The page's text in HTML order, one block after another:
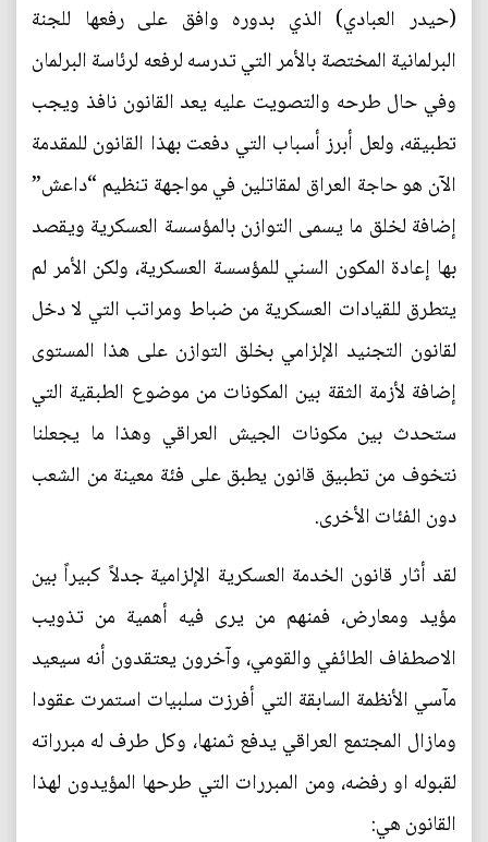
(حيدر العبادي) الذي بدوره وافق على رفعها للجنة
البرلمانية المختصة بالأمر التي تدرسه لرفعه لرئاسة البرلمان
وفي حال طرحه والتصويت عليه يعد القانون نافذ ويجب
تطبيقه، ولعل أبرز أسباب التي دفعت بهذا القانون للمقدمة
الآن هو حاجة العراق لمقاتلين في مواجهة تنظيم “داعش”
إضافة لخلق ما يسمى التوازن بالمؤسسة العسكرية ويقصد
بها إعادة المكون السني للمؤسسة العسكرية، ولكن الأمر لم
يتطرق للقيادات العسكرية من ضباط ومراتب التي لا دخل
لقانون التجنيد الإلزامي بخلق التوازن على هذا المستوى
إضافة لأزمة الثقة بين المكونات من موضوع الطبقية التي
ستحدث بين مكونات الجيش العراقي وهذا ما يجعلنا
نتخوف من تطبيق قانون يطبق على فئة معينة من الشعب
دون الفئات الأخرى.
لقد أثار قانون الخدمة العسكرية الإلزامية جدلاً كبيراً بين
مؤيد ومعارض، فمنهم من يرى فيه أهمية من تذويب
الاصطفاف الطائفي والقومي، وآخرون يعتقدون أنه سيعيد
مآسي الأنظمة السابقة التي أفرزت سلبيات استمرت عقودا
ومازال المجتمع العراقي يدفع ثمنها، وكل طرف له مبرراته
لقبوله او رفضه، ومن المبررات التي طرحها المؤيدون لهذا
القانون هي: